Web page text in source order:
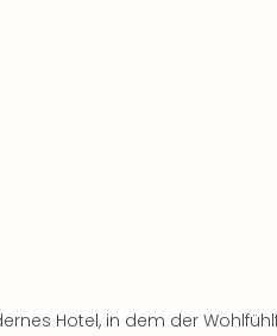
Hotel, in dem der